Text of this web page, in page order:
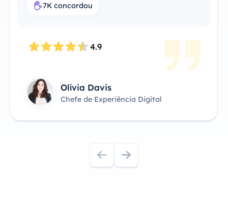
7K concordou
4.9
Olívia Davis
Chefe de Experiência Digital